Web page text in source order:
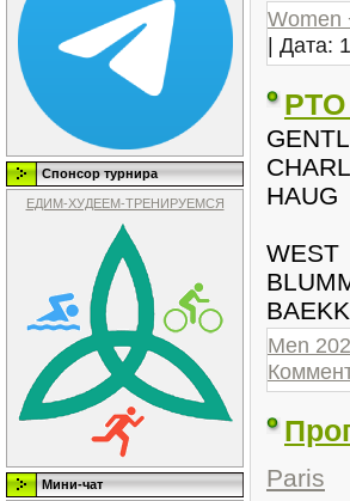
Спонсор турнира
ЕДИМ-ХУДЕЕМ-ТРЕНИРУЕМСЯ
Мини-чат
Women
| Дата:
HAUG
WEST
Men
Paris